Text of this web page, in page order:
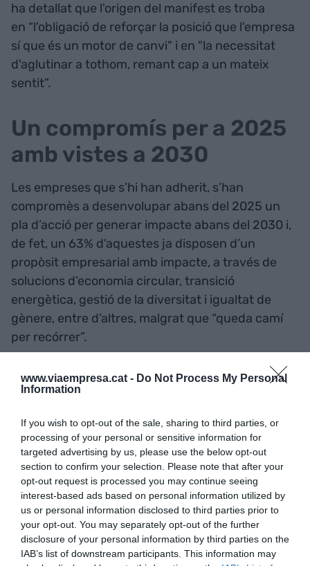
www.viaempresa.cat - Do Not Process My Personal
Information
If you wish to opt-out of the sale, sharing to third parties, or
processing of your personal or sensitive information for
targeted advertising by us, please use the below opt-out
section to confirm your selection. Please note that after your
opt-out request is processed you may continue seeing
interest-based ads based on personal information utilized by
us or personal information disclosed to third parties prior to
your opt-out. You may separately opt-out of the further
disclosure of your personal information by third parties on the
IAB’s list of downstream participants. This information may
ha detallat que l'origen del manifest es troba
en “l'obligació de reforçar la posició que l'empresa
sí que és un motor de canvi" i en "la necessitat
d'aglutinar a tothom, remant cap a un mateix
sentit”.
Un compromís per a 2025
amb vistes a 2030
Les empreses que s’hi han adherit, s’han
compromès a desenvolupar abans del 2025 un
pla d’acció per generar impacte abans del 2030 i,
de fet, un 63% d'aquestes ja disposen d’un
propòsit empresarial amb impacte, a través de
solucions d’economia circular, transició
energètica, gestió de la diversitat i igualtat de
gènere, entre d’altres, malgrat que “queda camí
per recórrer”.
Un 63% de les empreses
propòsit empresarial amb
impacte
Malgrat que el manifest destaca la importància
d’”actuar avui”, el president de Respon.cat,Rafel
Oncins, ha matisat que “el canvi no es produeix
d’un dia per un altre”, però que la jornada d'avui